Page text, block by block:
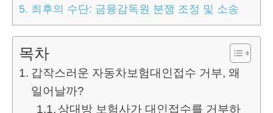
5. 최후의 수단: 금융감독원 분쟁 조정 및 소송
목차
갑작스러운 자동차보험대인접수 거부, 왜
일어날까?
상대방 보험사가 대인접수를 거부하